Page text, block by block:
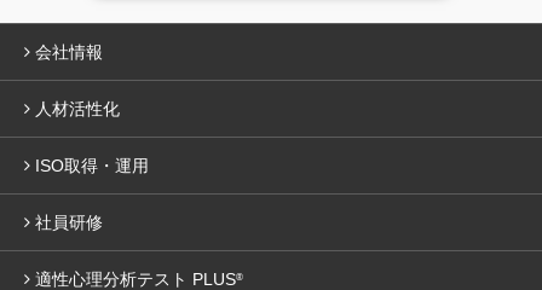
会社情報
人材活性化
ISO取得・運用
社員研修
適性心理分析テスト PLUS®